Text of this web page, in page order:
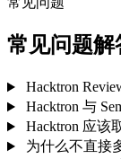
常见问题
常见问题解
Hacktron
Hacktron 与
Hacktron 应该
为什么不直接